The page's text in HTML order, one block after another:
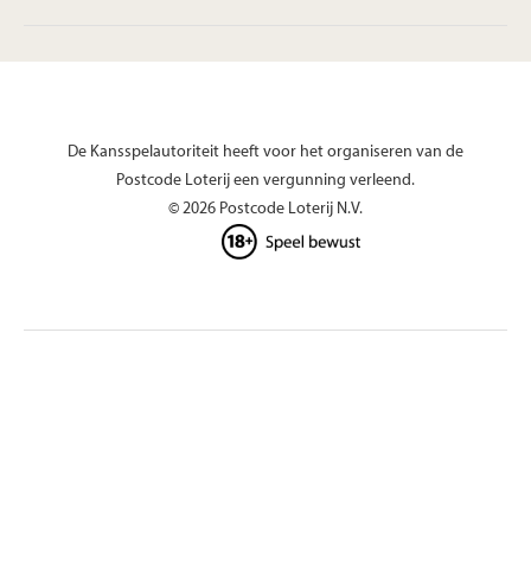
De Kansspelautoriteit heeft voor het organiseren van de
Postcode Loterij een vergunning verleend.
© 2026 Postcode Loterij N.V.